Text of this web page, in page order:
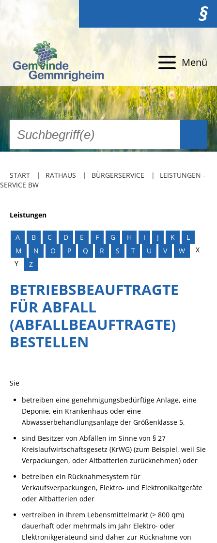
§
Menü
START RATHAUS BÜRGERSERVICE
LEISTUNGEN -
SERVICE BW
Leistungen
A B C D E F G H I J K
L
M
N O P Q R S T U V W
X
Y
Z
BETRIEBSBEAUFTRAGTE
FÜR ABFALL
(ABFALLBEAUFTRAGTE)
BESTELLEN
Sie
betreiben eine genehmigungsbedürftige Anlage, eine
Deponie, ein Krankenhaus oder eine
Abwasserbehandlungsanlage der Größenklasse 5,
sind Besitzer von Abfällen im Sinne von § 27
Kreislaufwirtschaftsgesetz (KrWG) (zum Beispiel, weil Sie
Verpackungen, oder Altbatterien zurücknehmen) oder
betreiben ein Rücknahmesystem für
Verkaufsverpackungen, Elektro- und Elektronikaltgeräte
oder Altbatterien oder
vertreiben in Ihrem Lebensmittelmarkt (> 800 qm)
dauerhaft oder mehrmals im Jahr Elektro- oder
Elektronikgeräteund sind daher zur Rücknahme von